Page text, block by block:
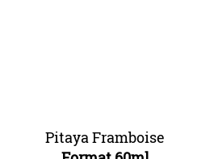
Pitaya Framboise